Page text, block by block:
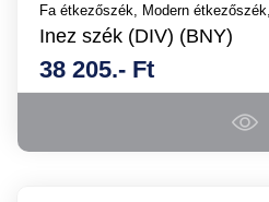
Fa étkezőszék, Modern étkezőszék,
Inez szék (DIV) (BNY)
38 205.- Ft